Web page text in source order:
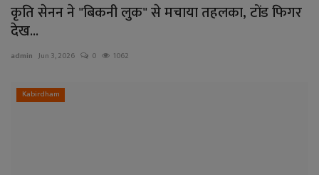
कृति सेनन ने "बिकनी लुक" से मचाया तहलका, टोंड फिगर
देख...
admin Jun 3, 2026 0 1062
Kabirdham